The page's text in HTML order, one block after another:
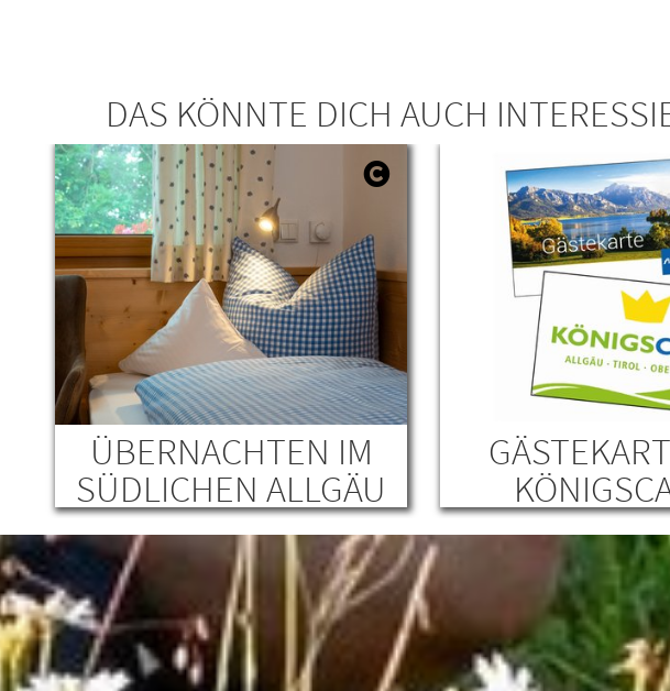
DAS KÖNNTE DICH AUCH
ÜBERNACHTEN IM
SÜDLICHEN ALLGÄU
Übernachtungsmöglichkeit im
Südlichen Allgäu? Bei unseren
herzlichen Gastgebern wirst Du
garantiert fündig! Schau Dich in Ruhe
zahlreichen
mit unseren
günstiger oder sogar
erleben gibt.